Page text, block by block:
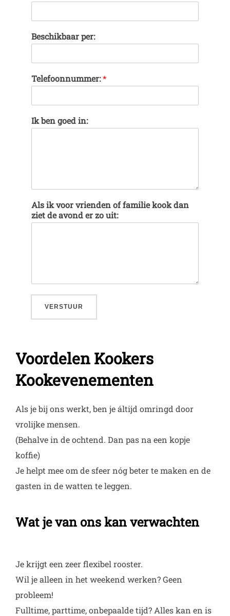
Beschikbaar per:
Telefoonnummer:*
Ik ben goed in:
Als ik voor vrienden of familie kook dan
ziet de avond er zo uit:
VERSTUUR
Voordelen Kookers
Kookevenementen
Als je bij ons werkt, ben je áltijd omringd door
vrolijke mensen.
(Behalve in de ochtend. Dan pas na een kopje
koffie)
Je helpt mee om de sfeer nóg beter te maken en de
gasten in de watten te leggen.
Wat je van ons kan verwachten
Je krijgt een zeer flexibel rooster.
Wil je alleen in het weekend werken? Geen
probleem!
Fulltime, parttime, onbepaalde tijd? Alles kan en is